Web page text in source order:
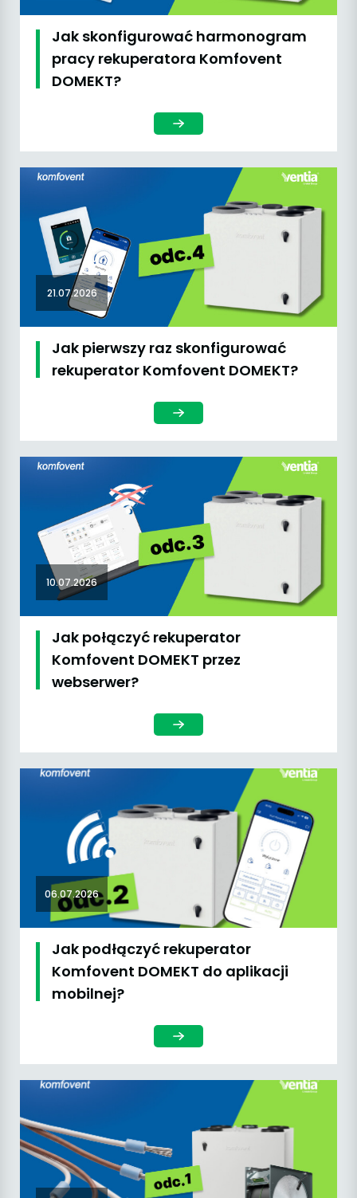
Jak skonfigurować harmonogram
pracy rekuperatora Komfovent
DOMEKT?
21.07.2026
Jak pierwszy raz skonfigurować
rekuperator Komfovent DOMEKT?
10.07.2026
Jak połączyć rekuperator
Komfovent DOMEKT przez
webserwer?
06.07.2026
Jak podłączyć rekuperator
Komfovent DOMEKT do aplikacji
mobilnej?